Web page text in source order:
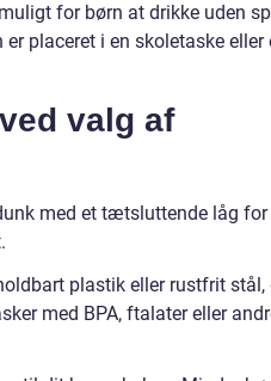
for børn at drikke uden
placeret i en skoletaske eller
valg af
med et tætsluttende låg for
plastik eller rustfrit stål,
med BPA, ftalater eller